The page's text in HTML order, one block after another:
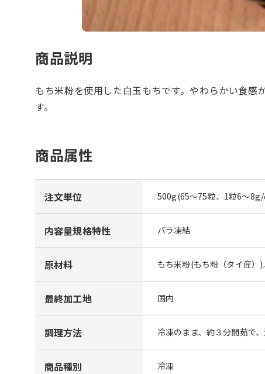
商品説明
もち米粉を使用した白玉もちです。やわらかい食
す。
商品属性
注文単位 500g(65～75粒、1粒6～
内容量規格特性 バラ凍結
原材料 もち米粉(もち粉（タイ産）)
最終加工地 国内
調理方法 冷凍のまま、約３分間茹で
商品種別 冷凍